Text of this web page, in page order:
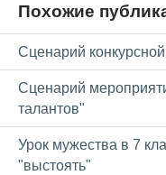
Похожие
Сценарий
Сценарий
талантов"
Урок мужества в 7
"выстоять"